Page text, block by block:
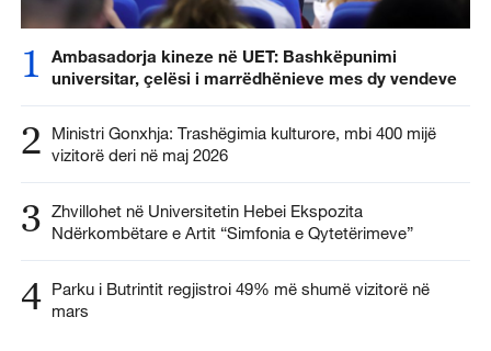
1
Ambasadorja kineze në UET: Bashkëpunimi
universitar, çelësi i marrëdhënieve mes dy vendeve
2
Ministri Gonxhja: Trashëgimia kulturore, mbi 400 mijë
vizitorë deri në maj 2026
3 Zhvillohet në Universitetin Hebei Ekspozita
Ndërkombëtare e Artit “Simfonia e Qytetërimeve”
4 Parku i Butrintit regjistroi 49% më shumë vizitorë në
mars